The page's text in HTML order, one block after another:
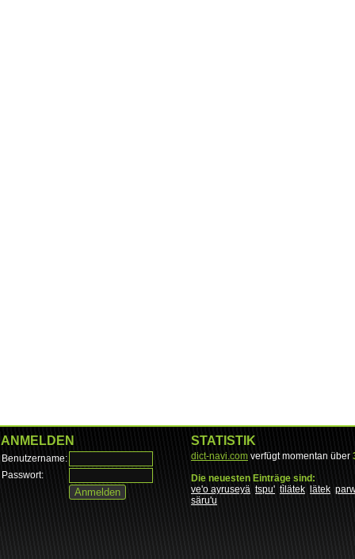
ANMELDEN
Benutzername:
Passwort:
STATISTIK
dict-navi.com verfügt momentan über
Die neuesten Einträge sind:
ve'o ayruseyä tspu' tìlätek lätek
säru'u